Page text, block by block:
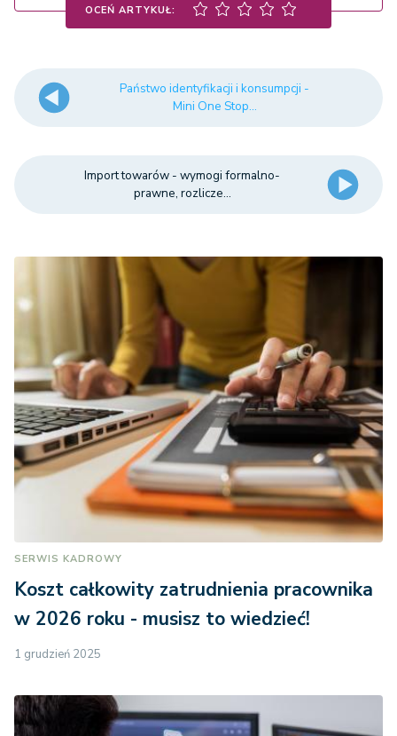
OCEŃ ARTYKUŁ:
Państwo identyfikacji i konsumpcji -
Mini One Stop...
Import towarów - wymogi formalno-
prawne, rozlicze...
SERWIS KADROWY
Koszt całkowity zatrudnienia pracownika
w 2026 roku - musisz to wiedzieć!
1 grudzień 2025